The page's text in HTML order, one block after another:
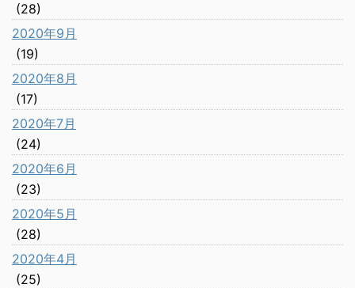
(28)
2020年9月
(19)
2020年8月
(17)
2020年7月
(24)
2020年6月
(23)
2020年5月
(28)
2020年4月
(25)